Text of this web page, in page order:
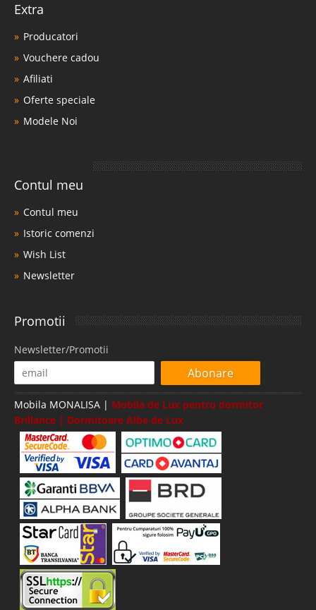
Extra
Producatori
Vouchere cadou
Afiliati
Oferte speciale
Modele Noi
Contul meu
Contul meu
Istoric comenzi
Wish List
Newsletter
Promotii
Newsletter/Promotii
Abonare
Mobila MONALISA | Mobila de Lux pentru dormitor
Brillance | Dormitoare Albe de Lux